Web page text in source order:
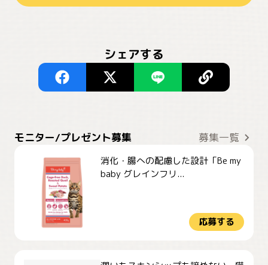
シェアする
モニター/プレゼント募集 募集一覧
消化・腸への配慮した設計「Be my
baby グレインフリ...
応募する